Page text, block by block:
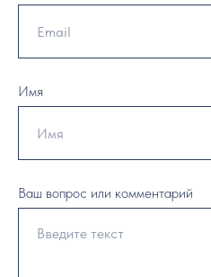
Имя
Ваш вопрос или комментарий